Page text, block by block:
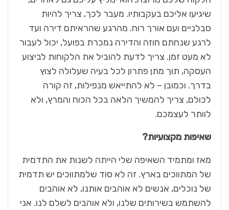
שיגיעו אליכם בעקבותיו. מעבר לכך, צריך להיות
סבלניים ועם אורך רוח. מהרגע שהראיתם דירה ועד
לרגע שנחתם חוזה והדירה נמכרת בפועל, יכול לעבור
לא מעט זמן. צריך לדעת להוביל את הלקוחות לביצוע
העסקה, תוך מתן פתרון לכל בעיה שעלולה לצוץ
בדרך. וכמובן – לא להתייאש מנפילות, זה קורה
לכולם, צריך להמשיך הלאה בכל הכוח והמרץ, ולא
לוותר לעצמכם.
שאיפות מקצועיות?
מאז ומתמיד השאיפה שלי הייתה לשנות את התדמית
של המתווכים בארץ. זה לא סוד שלמתווכים יש תדמית
של נוכלים, אנשים לא אוהבים אותנו, לא אוהבים
להשתמש בשירותים שלנו, ולא אוהבים לשלם לנו. אני